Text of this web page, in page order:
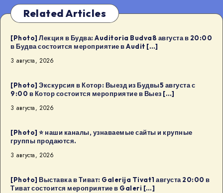
Related Articles
[Photo] Лекция в Будва: Auditoria Budva8 августа в 20:00
в Будва состоится мероприятие в Audit […]
3 августа, 2026
[Photo] Экскурсия в Котор: Выезд из Будвы5 августа с
9:00 в Котор состоится мероприятие в Выез […]
3 августа, 2026
[Photo] ⭐️ наши каналы, узнаваемые сайты и крупные
группы продаются.
3 августа, 2026
[Photo] Выставка в Тиват: Galerija Tivat1 августа 20:00 в
Тиват состоится мероприятие в Galeri […]